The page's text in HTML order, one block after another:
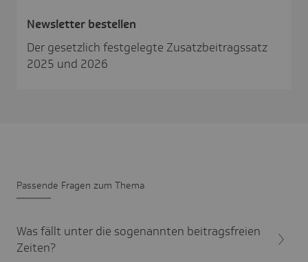
News­letter bestellen
Der gesetzlich festgelegte Zusatzbeitragssatz
2025 und 2026
Passende Fragen zum Thema
Was fällt unter die sogenannten beitragsfreien
Zeiten?